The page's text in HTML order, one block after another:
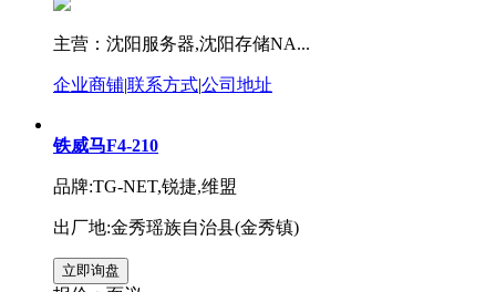
主营：沈阳服务器,沈阳存储NA...
企业商铺|联系方式|公司地址
铁威马F4-210
品牌:TG-NET,锐捷,维盟
出厂地:金秀瑶族自治县(金秀镇)